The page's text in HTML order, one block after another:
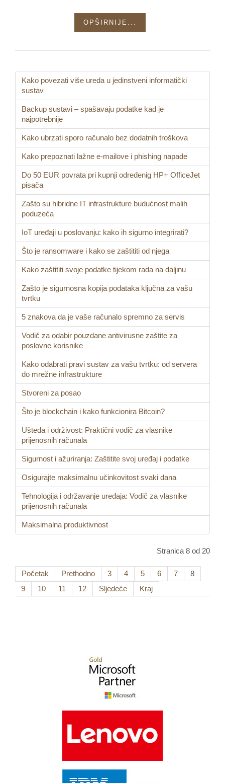
OPŠIRNIJE...
Kako povezati više ureda u jedinstveni informatički
sustav
Backup sustavi – spašavaju podatke kad je
najpotrebnije
Kako ubrzati sporo računalo bez dodatnih troškova
Kako prepoznati lažne e-mailove i phishing napade
Do 50 EUR povrata pri kupnji određenig HP+ OfficeJet
pisača
Zašto su hibridne IT infrastrukture budućnost malih
poduzeća
IoT uređaji u poslovanju: kako ih sigurno integrirati?
Što je ransomware i kako se zaštititi od njega
Kako zaštititi svoje podatke tijekom rada na daljinu
Zašto je sigurnosna kopija podataka ključna za vašu
tvrtku
5 znakova da je vaše računalo spremno za servis
Vodič za odabir pouzdane antivirusne zaštite za
poslovne korisnike
Kako odabrati pravi sustav za vašu tvrtku: od servera
do mrežne infrastrukture
Stvoreni za posao
Što je blockchain i kako funkcionira Bitcoin?
Ušteda i održivost: Praktični vodič za vlasnike
prijenosnih računala
Sigurnost i ažuriranja: Zaštitite svoj uređaj i podatke
Osigurajte maksimalnu učinkovitost svaki dana
Tehnologija i održavanje uređaja: Vodič za vlasnike
prijenosnih računala
Maksimalna produktivnost
Stranica 8 od 20
Početak Prethodno 3 4 5 6 7
8
9
10 11 12 Sljedeće Kraj